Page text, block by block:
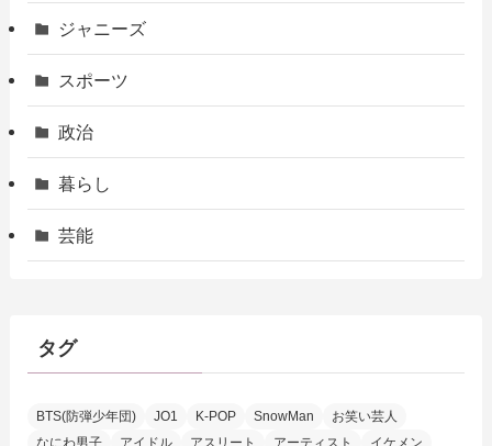
ジャニーズ
スポーツ
政治
暮らし
芸能
タグ
BTS(防弾少年団) JO1 K-POP SnowMan
お笑い芸人
なにわ男子
アイドル アスリート アーティスト
イケメン